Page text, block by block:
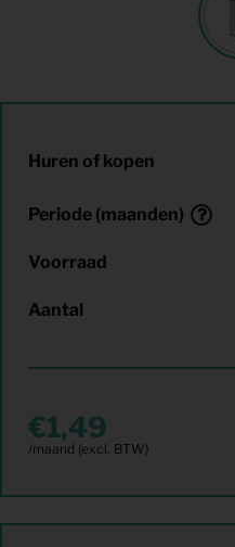
Huren of kopen
Periode (maanden)
Voorraad
Aantal
1,49